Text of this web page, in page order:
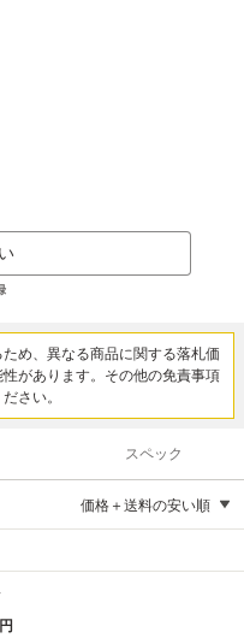
め、異なる商品に関する落札価
があります。その他の免責事項
さい。
スペック
価格＋送料の安い順
円